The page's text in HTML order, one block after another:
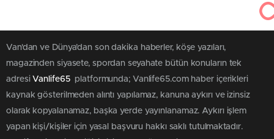
Van'dan ve Dünya’dan son dakika haberler, köşe yazıları,
magazinden siyasete, spordan seyahate bütün konuların tek
adresi Vanlife65 platformunda; Vanlife65.com haber içerikleri
kaynak gösterilmeden alıntı yapılamaz, kanuna aykırı ve izinsiz
olarak kopyalanamaz, başka yerde yayınlanamaz. Aykırı işlem
yapan kişi/kişiler için yasal başvuru hakkı saklı tutulmaktadır.